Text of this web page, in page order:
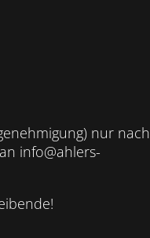
nur nach
info@ahlers-